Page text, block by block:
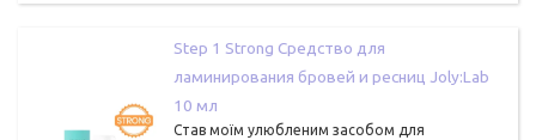
Step 1 Strong Средство для
ламинирования бровей и ресниц Joly:Lab
10 мл
Став моїм улюбленим засобом для